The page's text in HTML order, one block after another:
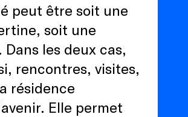
peut être soit une
soit une
les deux cas,
rencontres, visites,
résidence
Elle permet